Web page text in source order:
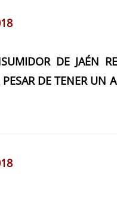
DE JAÉN
DE TENER UN